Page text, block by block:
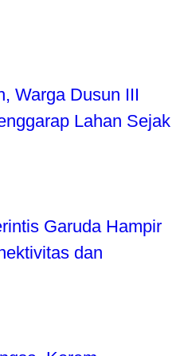
Warga Dusun III
Lahan Sejak
Garuda Hampir
dan